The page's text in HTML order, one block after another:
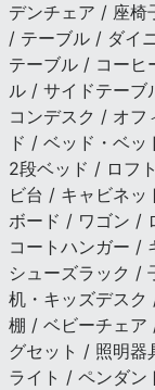
デンチェア / 座椅
/ テーブル / ダイ
テーブル / コーヒ
ル / サイドテーブ
コンデスク / オフ
ド / ベッド・ベ
2段ベッド / ロフ
ビ台 / キャビネ
ボード / ワゴン /
コートハンガー /
シューズラック /
机・キッズデス
棚 / ベビーチェア
グセット / 照明器
ライト / ペンダン